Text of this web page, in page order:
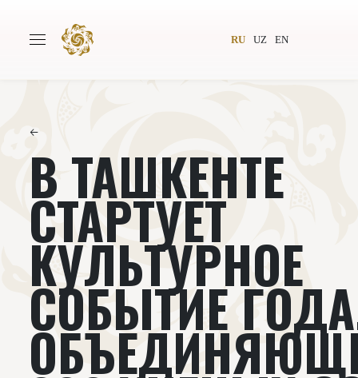
RU UZ EN
Авторы Всемирное общество
Издательство
Проекты Подкасты
Книги Видеолекторий
←
В ТАШКЕНТЕ
СТАРТУЕТ
КУЛЬТУРНОЕ
СОБЫТИЕ